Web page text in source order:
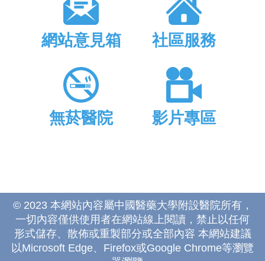
網站意見箱 社區服務
無菸醫院 影片專區
© 2023 本網站內容屬中國醫藥大學附設醫院所有，
一切內容僅供使用者在網站線上閱讀，禁止以任何
形式儲存、散佈或重製部分或全部內容 本網站建議
以Microsoft Edge、Firefox或Google Chrome等瀏覽